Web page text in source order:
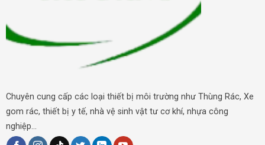
Chuyên cung cấp các loại thiết bị môi trường như Thùng Rác, Xe
gom rác, thiết bị y tế, nhà vệ sinh vật tư cơ khí, nhựa công
nghiệp...